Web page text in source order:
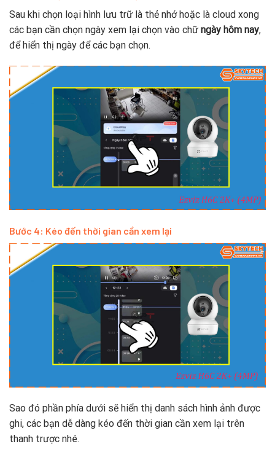
Sau khi chọn loại hình lưu trữ là thẻ nhớ hoặc là cloud xong
các bạn cần chọn ngày xem lại chọn vào chữ ngày hôm nay,
để hiển thị ngày để các bạn chọn.
Bước 4: Kéo đến thời gian cần xem lại
Sao đó phần phía dưới sẽ hiển thị danh sách hình ảnh được
ghi, các bạn dễ dàng kéo đến thời gian cần xem lại trên
thanh trược nhé.